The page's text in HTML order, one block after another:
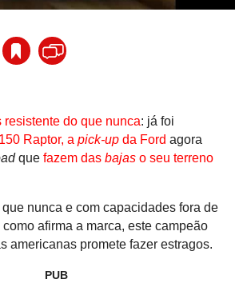
resistente do que nunca: já foi
Raptor, a pick-upda Ford agora
que fazem das bajaso seu terreno
nunca e com capacidades fora de
afirma a marca, este campeão
americanas promete fazer estragos.
PUB